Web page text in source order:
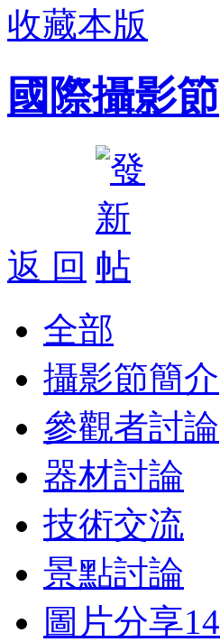
收藏本版
國際攝影節
返 回
全部
攝影節簡介
參觀者討論
器材討論
技術交流
景點討論
圖片分享14